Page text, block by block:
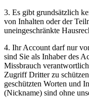
3. Es gibt grundsätzlich
von Inhalten oder der
uneingeschränkte
4. Ihr Account darf nur
sind Sie als Inhaber des
Missbrauch
Zugriff Dritter zu
geschützten Worten und
(Nickname) sind ohne